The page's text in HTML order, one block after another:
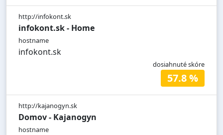
http://infokont.sk
infokont.sk - Home
hostname
infokont.sk
dosiahnuté skóre
57.8 %
http://kajanogyn.sk
Domov - Kajanogyn
hostname